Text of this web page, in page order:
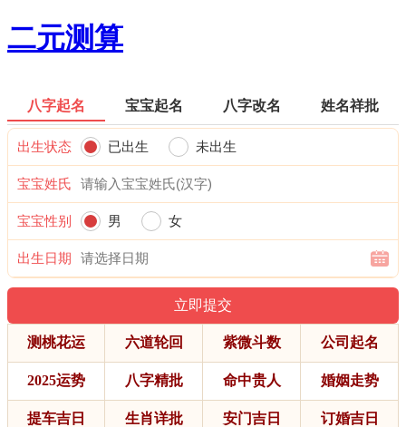
二元测算
八字起名 宝宝起名 八字改名 姓名祥批
出生状态 已出生 未出生
宝宝姓氏
宝宝性别 男 女
出生日期
测桃花运 六道轮回 紫微斗数 公司起名
2025运势 八字精批 命中贵人 婚姻走势
提车吉日 生肖详批 安门吉日 订婚吉日